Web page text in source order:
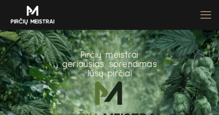
Pirčių meistrai
geriausias sprendimas
Jūsų pirčiai